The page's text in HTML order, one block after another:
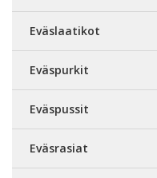
Eväslaatikot
Eväspurkit
Eväspussit
Eväsrasiat